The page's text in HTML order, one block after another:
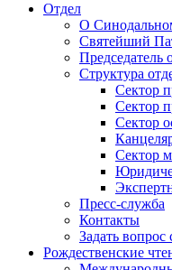
Отдел
О
Святейший
Председатель
Структура
Сектор
Сектор
Сектор
Сектор
Пресс-служба
Контакты
Задать
Рождественские